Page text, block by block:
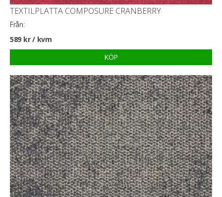
TEXTILPLATTA COMPOSURE CRANBERRY
Från:
589 kr/ kvm
KÖP